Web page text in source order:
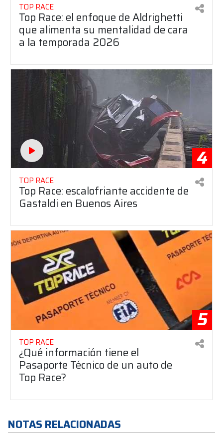
TOP RACE
Top Race: el enfoque de Aldrighetti
que alimenta su mentalidad de cara
a la temporada 2026
4
TOP RACE
Top Race: escalofriante accidente de
Gastaldi en Buenos Aires
5
TOP RACE
¿Qué información tiene el
Pasaporte Técnico de un auto de
Top Race?
NOTAS RELACIONADAS